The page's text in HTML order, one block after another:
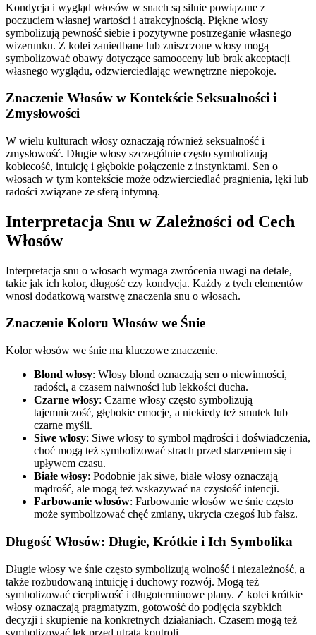
Kondycja i wygląd włosów w snach są silnie powiązane z
poczuciem własnej wartości i atrakcyjnością. Piękne włosy
symbolizują pewność siebie i pozytywne postrzeganie własnego
wizerunku. Z kolei zaniedbane lub zniszczone włosy mogą
symbolizować obawy dotyczące samooceny lub brak akceptacji
własnego wyglądu, odzwierciedlając wewnętrzne niepokoje.
Znaczenie Włosów w Kontekście Seksualności i
Zmysłowości
W wielu kulturach włosy oznaczają również seksualność i
zmysłowość. Długie włosy szczególnie często symbolizują
kobiecość, intuicję i głębokie połączenie z instynktami. Sen o
włosach w tym kontekście może odzwierciedlać pragnienia, lęki lub
radości związane ze sferą intymną.
Interpretacja Snu w Zależności od Cech
Włosów
Interpretacja snu o włosach wymaga zwrócenia uwagi na detale,
takie jak ich kolor, długość czy kondycja. Każdy z tych elementów
wnosi dodatkową warstwę znaczenia snu o włosach.
Znaczenie Koloru Włosów we Śnie
Kolor włosów we śnie ma kluczowe znaczenie.
Blond włosy: Włosy blond oznaczają sen o niewinności,
radości, a czasem naiwności lub lekkości ducha.
Czarne włosy: Czarne włosy często symbolizują
tajemniczość, głębokie emocje, a niekiedy też smutek lub
czarne myśli.
Siwe włosy: Siwe włosy to symbol mądrości i doświadczenia,
choć mogą też symbolizować strach przed starzeniem się i
upływem czasu.
Białe włosy: Podobnie jak siwe, białe włosy oznaczają
mądrość, ale mogą też wskazywać na czystość intencji.
Farbowanie włosów: Farbowanie włosów we śnie często
może symbolizować chęć zmiany, ukrycia czegoś lub fałsz.
Długość Włosów: Długie, Krótkie i Ich Symbolika
Długie włosy we śnie często symbolizują wolność i niezależność, a
także rozbudowaną intuicję i duchowy rozwój. Mogą też
symbolizować cierpliwość i długoterminowe plany. Z kolei krótkie
włosy oznaczają pragmatyzm, gotowość do podjęcia szybkich
decyzji i skupienie na konkretnych działaniach. Czasem mogą też
symbolizować lęk przed utratą kontroli.